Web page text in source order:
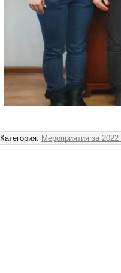
Категория: Мероприятия за 2022